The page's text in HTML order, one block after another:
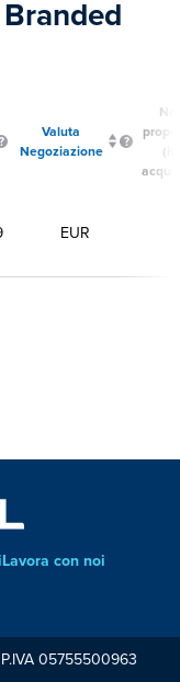
Valuta
Negoziazione
No.
(in
EUR
Lavora con noi
05755500963